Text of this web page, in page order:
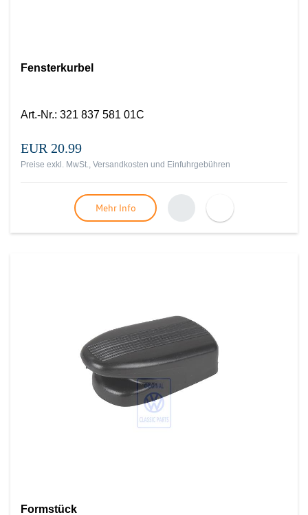
Fensterkurbel
Art.-Nr.: 321 837 581 01C
EUR 20.99
Preise exkl. MwSt., Versandkosten und Einfuhrgebühren
Mehr Info
Formstück